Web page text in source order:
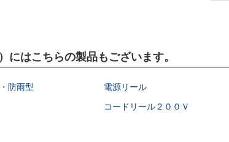
はこちらの製品もございます。
防雨型 電源リール
コードリール２００Ｖ